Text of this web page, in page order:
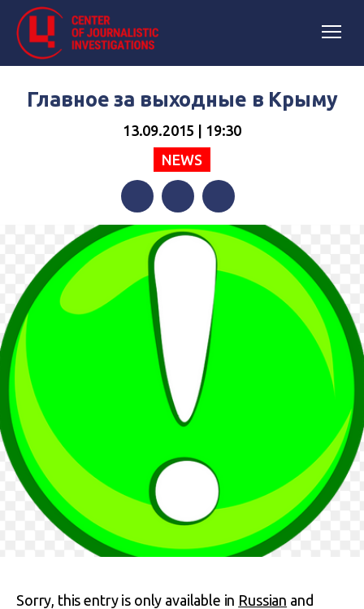
Главное за выходные в Крыму
13.09.2015 | 19:30
NEWS
FacebookTwitterTelegram
Sorry, this entry is only available in Russian and